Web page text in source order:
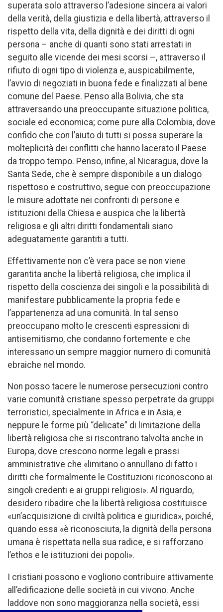
superata solo attraverso l’adesione sincera ai valori
della verità, della giustizia e della libertà, attraverso il
rispetto della vita, della dignità e dei diritti di ogni
persona – anche di quanti sono stati arrestati in
seguito alle vicende dei mesi scorsi –, attraverso il
rifiuto di ogni tipo di violenza e, auspicabilmente,
l’avvio di negoziati in buona fede e finalizzati al bene
comune del Paese. Penso alla Bolivia, che sta
attraversando una preoccupante situazione politica,
sociale ed economica; come pure alla Colombia, dove
confido che con l’aiuto di tutti si possa superare la
molteplicità dei conflitti che hanno lacerato il Paese
da troppo tempo. Penso, infine, al Nicaragua, dove la
Santa Sede, che è sempre disponibile a un dialogo
rispettoso e costruttivo, segue con preoccupazione
le misure adottate nei confronti di persone e
istituzioni della Chiesa e auspica che la libertà
religiosa e gli altri diritti fondamentali siano
adeguatamente garantiti a tutti.
Effettivamente non c’è vera pace se non viene
garantita anche la libertà religiosa, che implica il
rispetto della coscienza dei singoli e la possibilità di
manifestare pubblicamente la propria fede e
l’appartenenza ad una comunità. In tal senso
preoccupano molto le crescenti espressioni di
antisemitismo, che condanno fortemente e che
interessano un sempre maggior numero di comunità
ebraiche nel mondo.
Non posso tacere le numerose persecuzioni contro
varie comunità cristiane spesso perpetrate da gruppi
terroristici, specialmente in Africa e in Asia, e
neppure le forme più “delicate” di limitazione della
libertà religiosa che si riscontrano talvolta anche in
Europa, dove crescono norme legali e prassi
amministrative che «limitano o annullano di fatto i
diritti che formalmente le Costituzioni riconoscono ai
singoli credenti e ai gruppi religiosi». Al riguardo,
desidero ribadire che la libertà religiosa costituisce
«un’acquisizione di civiltà politica e giuridica», poiché,
quando essa «è riconosciuta, la dignità della persona
umana è rispettata nella sua radice, e si rafforzano
l’ethos e le istituzioni dei popoli».
I cristiani possono e vogliono contribuire attivamente
all’edificazione delle società in cui vivono. Anche
laddove non sono maggioranza nella società, essi